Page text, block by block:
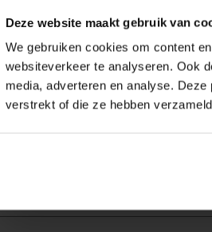
Deze website maakt gebruik van
We gebruiken cookies om content
websiteverkeer te analyseren. Ook
media, adverteren en analyse.
verstrekt of die ze hebben